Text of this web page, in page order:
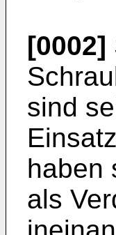
[0002]
sind
haben
als